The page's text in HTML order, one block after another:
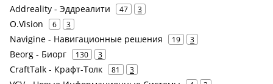
Addreality - Эддреалити 47 3
O.Vision 6 3
Navigine - Навигационные решения 19 3
Beorg - Биорг 130 3
CraftTalk - Крафт-Толк 81 3